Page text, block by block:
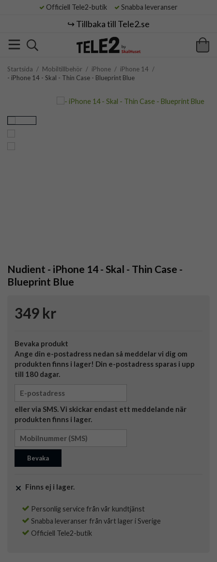
Officiell Tele2-butik Snabba leveranser
↪️ Tillbaka till Tele2.se
Startsida / Mobiltillbehör / iPhone / iPhone 14 /
- iPhone 14 - Skal - Thin Case - Blueprint Blue
Nudient - iPhone 14 - Skal - Thin Case -
Blueprint Blue
349 kr
Bevaka produkt
Ange din e-postadress nedan så meddelar vi dig om
produkten finns i lager! Din e-postadress sparas i upp
till 180 dagar.
eller via SMS. Vi skickar endast ett meddelande när
produkten finns i lager.
Bevaka
Finns ej i lager.
Personlig service från vår kundtjänst
Snabba leveranser från vårt lager i Sverige
Officiell Tele2-butik